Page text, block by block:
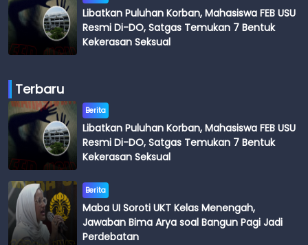
Libatkan Puluhan Korban, Mahasiswa FEB USU
Resmi Di-DO, Satgas Temukan 7 Bentuk
Kekerasan Seksual
Terbaru
Berita
Libatkan Puluhan Korban, Mahasiswa FEB USU
Resmi Di-DO, Satgas Temukan 7 Bentuk
Kekerasan Seksual
Berita
Maba UI Soroti UKT Kelas Menengah,
Jawaban Bima Arya soal Bangun Pagi Jadi
Perdebatan